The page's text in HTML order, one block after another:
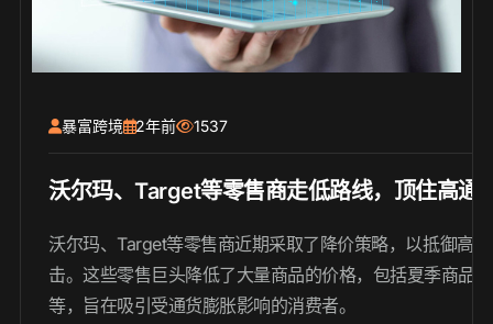
暴富跨境 2年前 1537
沃尔玛、Target等零售商走低路线，顶住高通
沃尔玛、Target等零售商近期采取了降价策略，以抵御高
击。这些零售巨头降低了大量商品的价格，包括夏季商品
等，旨在吸引受通货膨胀影响的消费者。